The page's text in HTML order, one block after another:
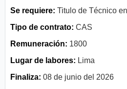
Se requiere: Titulo de Técnico
Tipo de contrato: CAS
Remuneración: 1800
Lugar de labores: Lima
Finaliza: 08 de junio del 2026